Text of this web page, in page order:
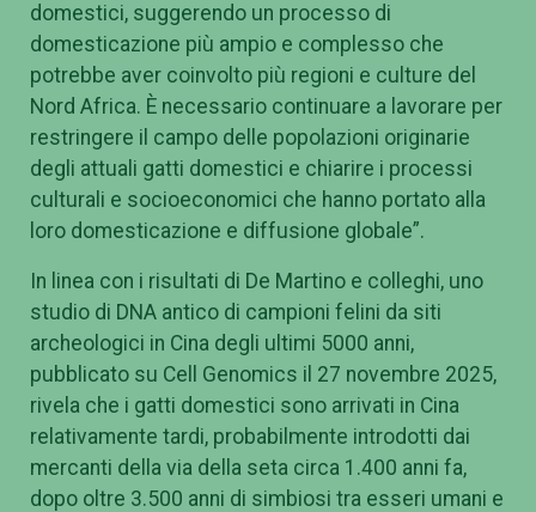
domestici, suggerendo un processo di
domesticazione più ampio e complesso che
potrebbe aver coinvolto più regioni e culture del
Nord Africa. È necessario continuare a lavorare per
restringere il campo delle popolazioni originarie
degli attuali gatti domestici e chiarire i processi
culturali e socioeconomici che hanno portato alla
loro domesticazione e diffusione globale”.
In linea con i risultati di De Martino e colleghi, uno
studio di DNA antico di campioni felini da siti
archeologici in Cina degli ultimi 5000 anni,
pubblicato su Cell Genomics il 27 novembre 2025,
rivela che i gatti domestici sono arrivati in Cina
relativamente tardi, probabilmente introdotti dai
mercanti della via della seta circa 1.400 anni fa,
dopo oltre 3.500 anni di simbiosi tra esseri umani e